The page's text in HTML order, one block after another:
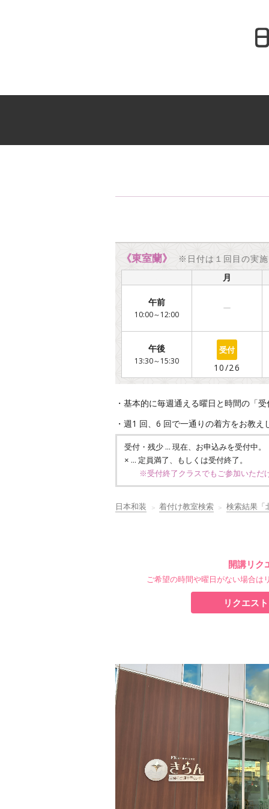
《東室蘭》
※日付は１回目の実
月
午前
10:00～12:00
ー
午後
13:30～15:30
○
10/26
・基本的に毎週通える曜日と時間の「
・週1 回、6 回で一通りの着方をお教
受付・残少 … 現在、お申込みを受付中。
× … 定員満了、もしくは受付終了。
※受付終了クラスでもご参加いただ
日本和装 着付け教室検索 検索結果「
開講リク
ご希望の時間や曜日がない場合は
リクエス